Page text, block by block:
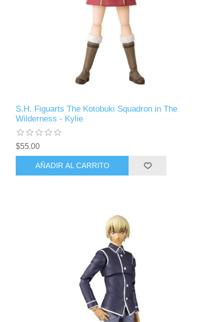
S.H. Figuarts The Kotobuki Squadron in The
Wilderness - Kylie
$55.00
AÑADIR AL CARRITO